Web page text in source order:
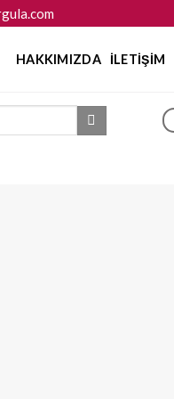
HAKKIMIZDA İLETIŞIM